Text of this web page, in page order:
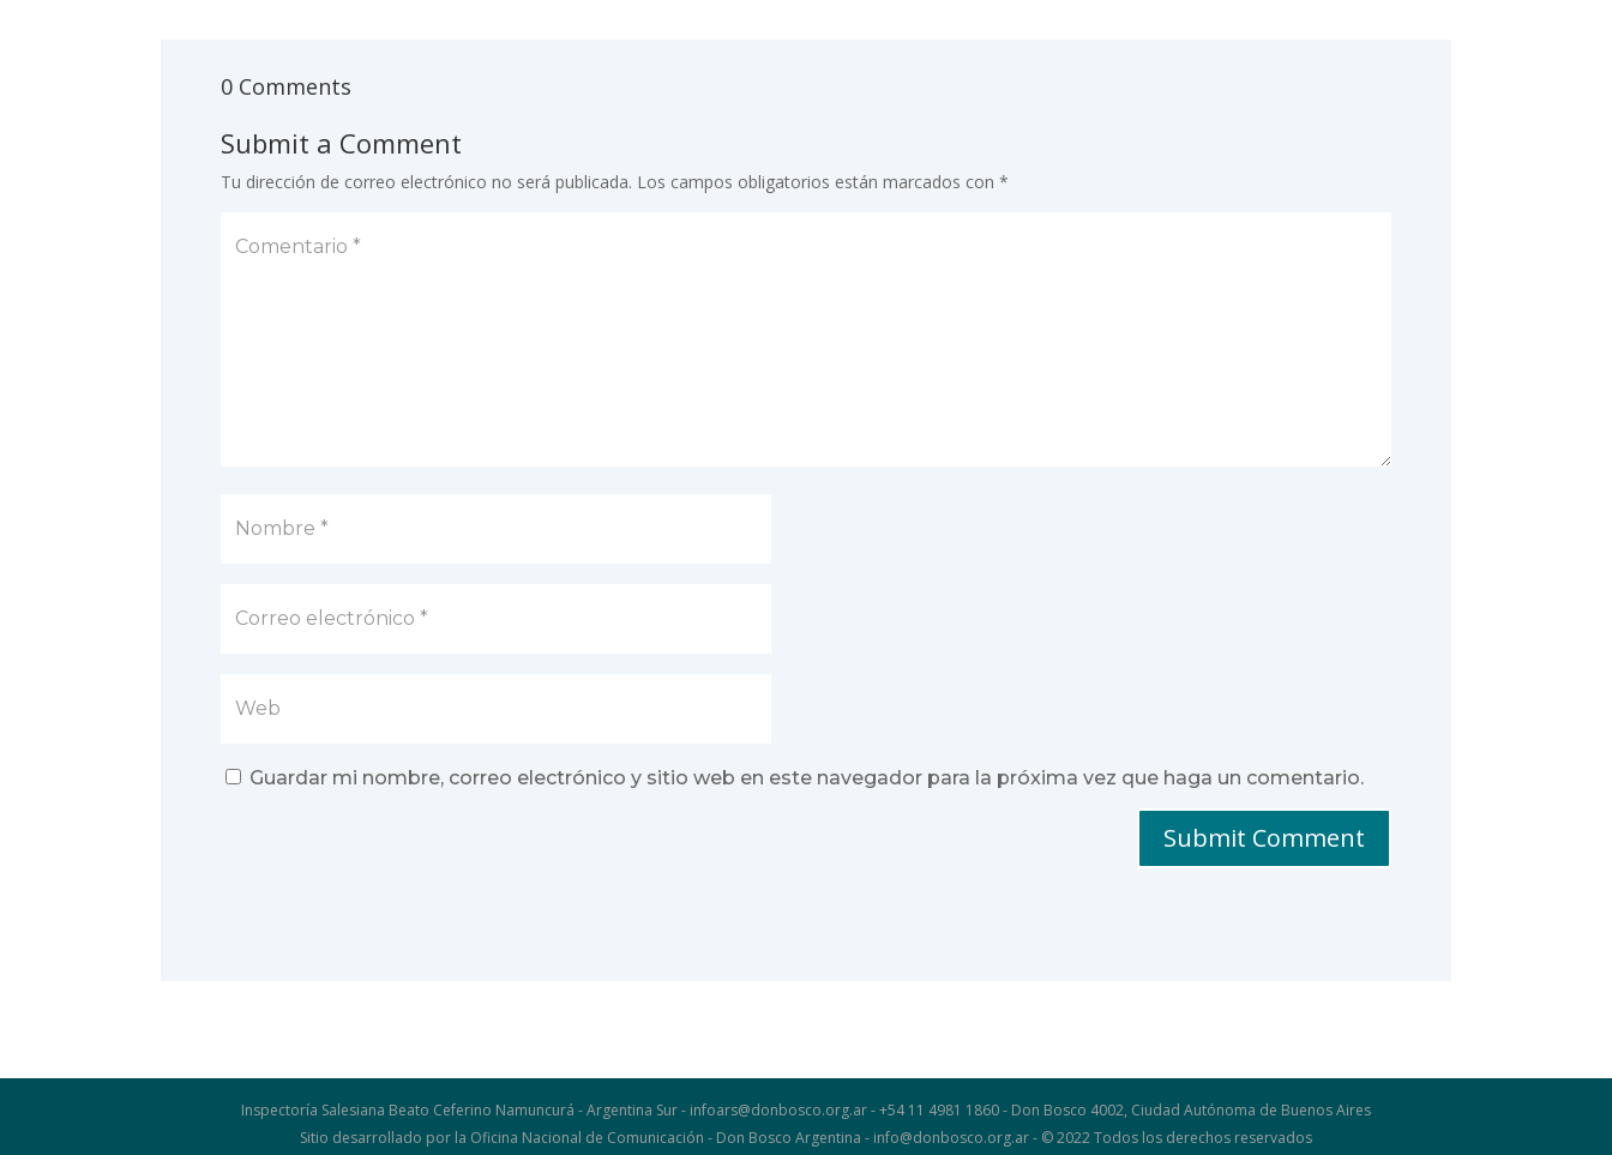
0 Comments
Submit a Comment
Tu dirección de correo electrónico no será publicada. Los campos obligatorios están marcados con*
Guardar mi nombre, correo electrónico y sitio web en este navegador para la próxima vez que haga un comentario.
Submit Comment
Inspectoría Salesiana Beato Ceferino Namuncurá - Argentina Sur - infoars@donbosco.org.ar - +54 11 4981 1860 - Don Bosco 4002, Ciudad Autónoma de Buenos Aires
Sitio desarrollado por la Oficina Nacional de Comunicación - Don Bosco Argentina - info@donbosco.org.ar - © 2022 Todos los derechos reservados